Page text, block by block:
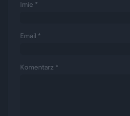
Imie *
Email *
Komentarz *